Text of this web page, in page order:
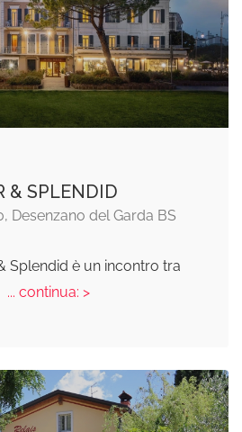
& SPLENDID
Desenzano del Garda BS
Splendid è un incontro tra
... continua: >